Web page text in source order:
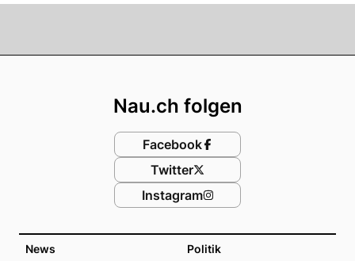
News Politik
Nau.ch folgen
Facebook
Twitter
Instagram